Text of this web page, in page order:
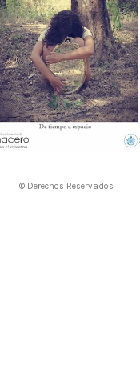
© Derechos Reservados